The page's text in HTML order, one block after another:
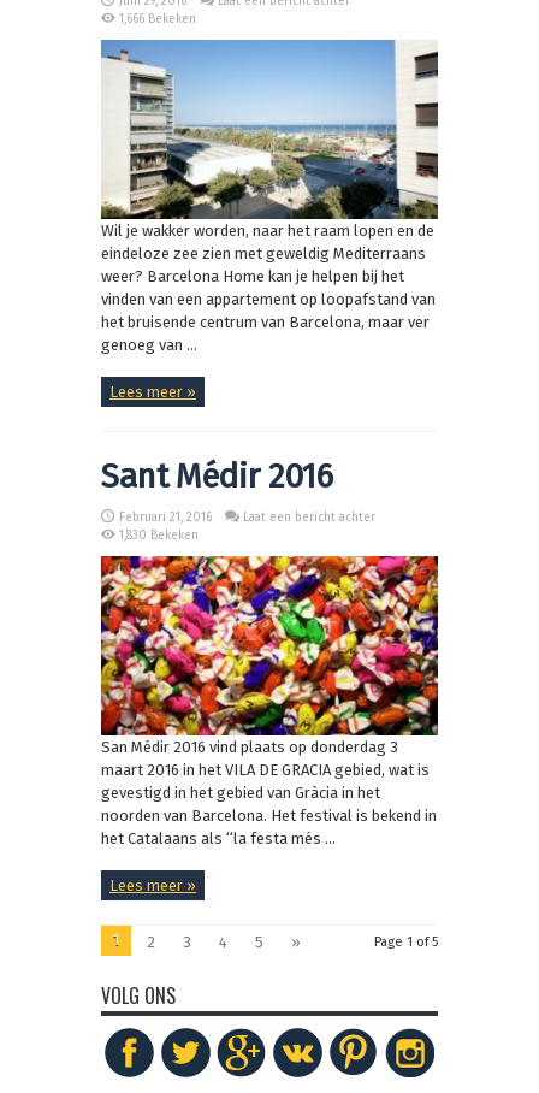
1,666 Bekeken
Wil je wakker worden, naar het raam lopen en de
eindeloze zee zien met geweldig Mediterraans
weer? Barcelona Home kan je helpen bij het
vinden van een appartement op loopafstand van
het bruisende centrum van Barcelona, maar ver
genoeg van ...
Lees meer »
Sant Médir 2016
Februari 21, 2016
Laat een bericht achter
1,830 Bekeken
San Médir 2016 vind plaats op donderdag 3
maart 2016 in het VILA DE GRACIA gebied, wat is
gevestigd in het gebied van Gràcia in het
noorden van Barcelona. Het festival is bekend in
het Catalaans als ‘‘la festa més ...
Lees meer »
Page 1 of 5
1 2 3 4 5 »
VOLG ONS